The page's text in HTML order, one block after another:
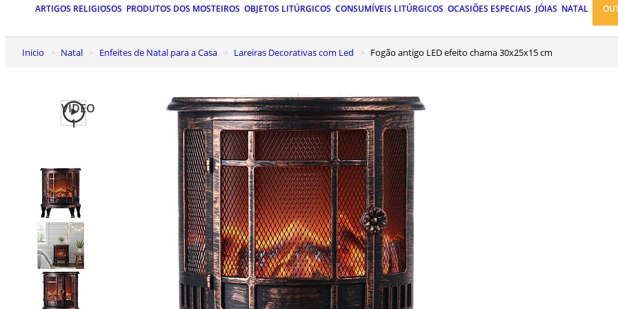
ARTIGOS RELIGIOSOS PRODUTOS DOS MOSTEIROS OBJETOS LITÚRGICOS CONSUMÍVEIS LITÚRGICOS OCASIÕES ESPECIAIS JÓIAS NATAL
Inicio Natal Enfeites de Natal para a Casa Lareiras Decorativas com Led Fogão antigo LED efeito chama 30x25x15 cm
VIDEO
1